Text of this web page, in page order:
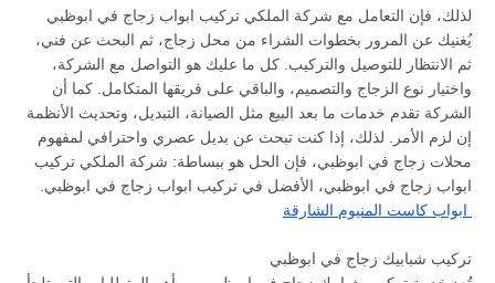
لذلك، فإن التعامل مع شركة الملكي تركيب ابواب زجاج في ابوظبي
يُغنيك عن المرور بخطوات الشراء من محل زجاج، ثم البحث عن فني،
ثم الانتظار للتوصيل والتركيب. كل ما عليك هو التواصل مع الشركة،
واختيار نوع الزجاج والتصميم، والباقي على فريقها المتكامل. كما أن
الشركة تقدم خدمات ما بعد البيع مثل الصيانة، التبديل، وتحديث الأنظمة
إن لزم الأمر. لذلك، إذا كنت تبحث عن بديل عصري واحترافي لمفهوم
محلات زجاج في ابوظبي، فإن الحل هو ببساطة: شركة الملكي تركيب
ابواب زجاج في ابوظبي، الأفضل في تركيب ابواب زجاج في ابوظبي.
ابواب كاست المنيوم الشارقة
تركيب شبابيك زجاج في ابوظبي